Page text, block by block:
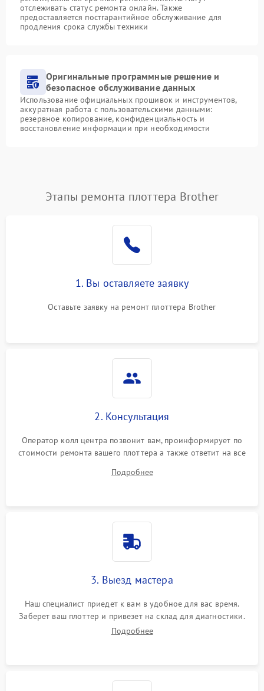
отслеживать статус ремонта онлайн. Также
предоставляется постгарантийное обслуживание для
продления срока службы техники
Оригинальные программные решение и
безопасное обслуживание данных
Использование официальных прошивок и инструментов,
аккуратная работа с пользовательскими данными:
резервное копирование, конфиденциальность и
восстановление информации при необходимости
Этапы ремонта плоттера Brother
1. Вы оставляете заявку
Оставьте заявку на ремонт плоттера Brother
2. Консультация
Оператор колл центра позвонит вам, проинформирует по
стоимости ремонта вашего плоттера а также ответит на все
Подробнее
3. Выезд мастера
Наш специалист приедет к вам в удобное для вас время.
Заберет ваш плоттер и привезет на склад для диагностики.
Подробнее